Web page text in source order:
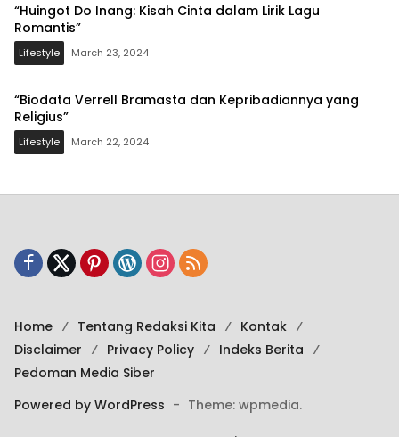
“Huingot Do Inang: Kisah Cinta dalam Lirik Lagu
Romantis”
Lifestyle March 23, 2024
“Biodata Verrell Bramasta dan Kepribadiannya yang
Religius”
Lifestyle March 22, 2024
Home Tentang Redaksi Kita
Kontak
Disclaimer
Privacy Policy
Indeks Berita
Pedoman Media Siber
Powered by WordPress - Theme: wpmedia.